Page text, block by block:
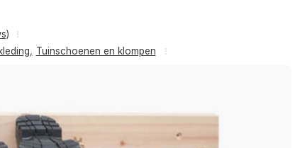
, Tuinschoenen en klompen